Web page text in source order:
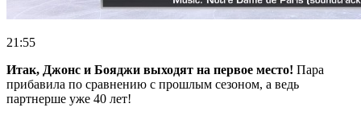
21:55
Итак, Джонс и Бояджи выходят на первое место! Пара
прибавила по сравнению с прошлым сезоном, а ведь
партнерше уже 40 лет!